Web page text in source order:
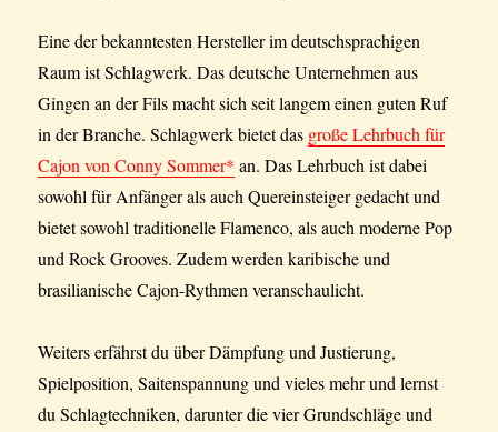
Eine der bekanntesten Hersteller im deutschsprachigen
Raum ist Schlagwerk. Das deutsche Unternehmen aus
Gingen an der Fils macht sich seit langem einen guten Ruf
in der Branche. Schlagwerk bietet das große Lehrbuch für
Cajon von Conny Sommer* an. Das Lehrbuch ist dabei
sowohl für Anfänger als auch Quereinsteiger gedacht und
bietet sowohl traditionelle Flamenco, als auch moderne Pop
und Rock Grooves. Zudem werden karibische und
brasilianische Cajon-Rythmen veranschaulicht.
Weiters erfährst du über Dämpfung und Justierung,
Spielposition, Saitenspannung und vieles mehr und lernst
du Schlagtechniken, darunter die vier Grundschläge und